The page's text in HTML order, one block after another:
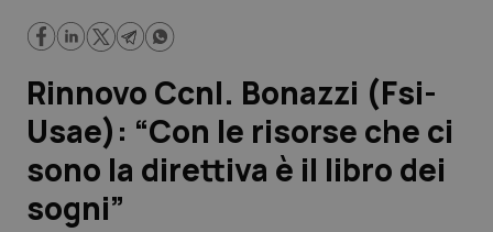
Regioni e Asl
Lavoro e Professioni
Scienza e Farmaci
Studi e Analisi
Rinnovo Ccnl. Bonazzi (Fsi-
Usae): “Con le risorse che ci
sono la direttiva è il libro dei
sogni”